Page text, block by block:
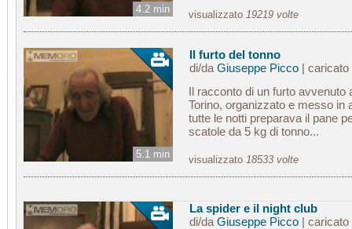
4.2 min visualizzato 19219 volte
5.1 min
Il furto del tonno
di/da Giuseppe Picco| caricato
Il racconto di un furto avvenuto
Torino, organizzato e messo in
tutte le notti preparava il pane
scatole da 5 kg di tonno...
visualizzato 18533 volte
La spider e il night club
di/da Giuseppe Picco| caricato